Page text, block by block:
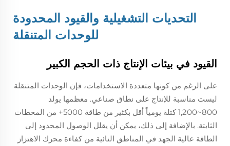
التحديات التشغيلية والقيود المحدودة
للوحدات المتنقلة
القيود في بيئات الإنتاج ذات الحجم الكبير
على الرغم من كونها متعددة الاستخدامات، فإن الوحدات المتنقلة
ليست مناسبة للإنتاج على نطاق صناعي. معظمها يولد
800~1,200 كتلة يومياً أقل بكثير من طاقة 5000+ من المحطات
الثابتة. بالإضافة إلى ذلك، يمكن أن يقلل الوصول المحدود إلى
الطاقة عالية الجهد في المناطق النائية من كفاءة محرك الاهتزاز